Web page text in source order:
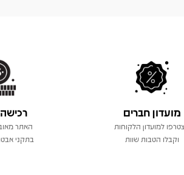
מועדון חברים
למועדון הלקוחות
וקבלו הטבות שוות
האתר
בתקני